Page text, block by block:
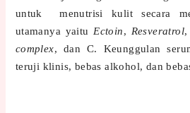
untuk menutrisi kulit secara
utamanya yaituEctoin, Resveratrol
complex, dan C. Keunggulan
teruji klinis, bebas alkohol, dan